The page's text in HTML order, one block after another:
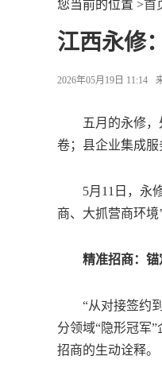
您当前的位置 >首
江西永修
2026年05月19日 11:14
五月的永修，处
卷；县企业集成
5月11日，永修
商、大抓营商环境
精准招商：
“从对接签约到
分领域“隐形冠军
招商的生动诠释。